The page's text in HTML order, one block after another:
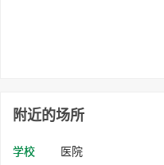
附近的场所
学校 医院